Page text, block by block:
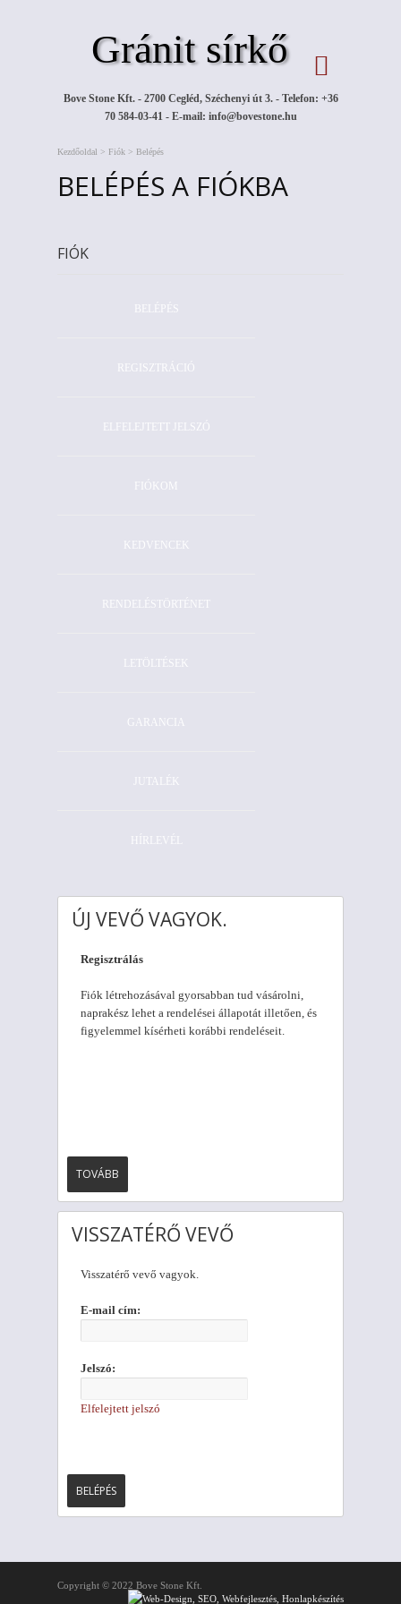
Gránit sírkő
Bove Stone Kft. - 2700 Cegléd, Széchenyi út 3. - Telefon: +36
70 584-03-41 - E-mail: info@bovestone.hu
Kezdőoldal > Fiók > Belépés
BELÉPÉS A FIÓKBA
FIÓK
BELÉPÉS
REGISZTRÁCIÓ
ELFELEJTETT JELSZÓ
FIÓKOM
KEDVENCEK
RENDELÉSTÖRTÉNET
LETÖLTÉSEK
GARANCIA
JUTALÉK
HÍRLEVÉL
ÚJ VEVŐ VAGYOK.
Regisztrálás
Fiók létrehozásával gyorsabban tud vásárolni,
naprakész lehet a rendelései állapotát illetően, és
figyelemmel kísérheti korábbi rendeléseit.
TOVÁBB
VISSZATÉRŐ VEVŐ
Visszatérő vevő vagyok.
E-mail cím:
Jelszó:
Elfelejtett jelszó
Copyright © 2022 Bove Stone Kft.